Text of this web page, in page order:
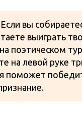
Если вы
выиграть
поэтическом
на левой руке
поможет